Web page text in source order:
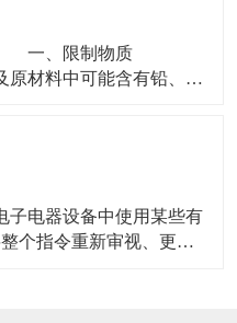
甲酸酯安全吗？ 世
一、限制物质
材料中可能含有铅、
设备等。 RoHS2.0新
BBP、
电器设备中使用某些有
个指令重新审视、更新